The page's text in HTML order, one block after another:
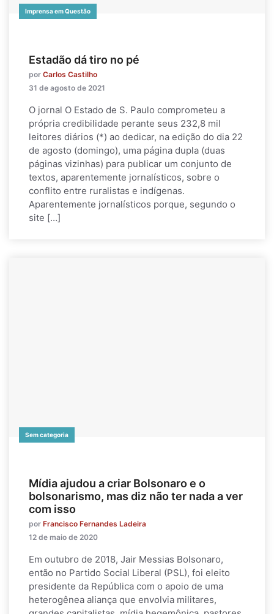
Imprensa em Questão
Estadão dá tiro no pé
por Carlos Castilho
31 de agosto de 2021
O jornal O Estado de S. Paulo comprometeu a
própria credibilidade perante seus 232,8 mil
leitores diários (*) ao dedicar, na edição do dia 22
de agosto (domingo), uma página dupla (duas
páginas vizinhas) para publicar um conjunto de
textos, aparentemente jornalísticos, sobre o
conflito entre ruralistas e indígenas.
Aparentemente jornalísticos porque, segundo o
site […]
Sem categoria
Mídia ajudou a criar Bolsonaro e o
bolsonarismo, mas diz não ter nada a ver
com isso
por Francisco Fernandes Ladeira
12 de maio de 2020
Em outubro de 2018, Jair Messias Bolsonaro,
então no Partido Social Liberal (PSL), foi eleito
presidente da República com o apoio de uma
heterogênea aliança que envolvia militares,